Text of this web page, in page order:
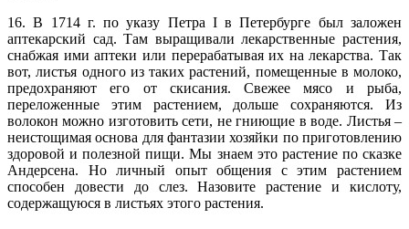
16. В 1714 г. по указу Петра I в Петербурге был заложен
аптекарский сад. Там выращивали лекарственные растения,
снабжая ими аптеки или перерабатывая их на лекарства. Так
вот, листья одного из таких растений, помещенные в молоко,
предохраняют его от скисания. Свежее мясо и рыба,
переложенные этим растением, дольше сохраняются. Из
волокон можно изготовить сети, не гниющие в воде. Листья –
неистощимая основа для фантазии хозяйки по приготовлению
здоровой и полезной пищи. Мы знаем это растение по сказке
Андерсена. Но личный опыт общения с этим растением
способен довести до слез. Назовите растение и кислоту,
содержащуюся в листьях этого растения.